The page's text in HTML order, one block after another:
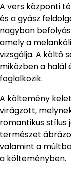
A vers központi
és a gyász
nagyban
amely a
vizsgálja. A költő
miközben a halál
foglalkozik.
A költemény
virágzott,
romantikus stílus
természet
valamint a
a költeményben.